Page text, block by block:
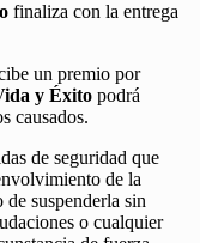
finaliza con la entrega
un premio por
y Éxito podrá
causados.
de seguridad que
de la
suspenderla sin
o cualquier